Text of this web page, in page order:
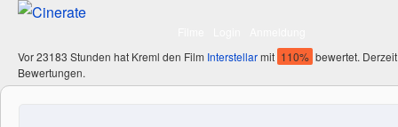
Vor 23183 Stunden hat Kreml den Film Interstellarmit 110% bewertet.
Bewertungen.